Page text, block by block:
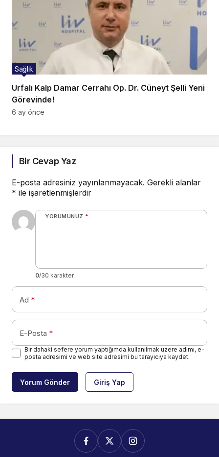
Urfalı Kalp Damar Cerrahı Op. Dr. Cüneyt Şelli Yeni
Görevinde!
Sağlık
6 ay önce
Bir Cevap Yaz
E-posta adresiniz yayınlanmayacak. Gerekli alanlar
* ile işaretlenmişlerdir
YORUMUNUZ *
0/30 karakter
Ad *
E-Posta *
Bir dahaki sefere yorum yaptığımda kullanılmak üzere adımı, e-
posta adresimi ve web site adresimi bu tarayıcıya kaydet.
Yorum Gönder Giriş Yap